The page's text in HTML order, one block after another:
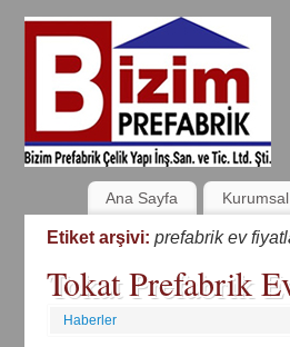
Ana Sayfa Kurumsal
Etiket arşivi: prefabrik ev
Tokat Prefabrik
Haberler